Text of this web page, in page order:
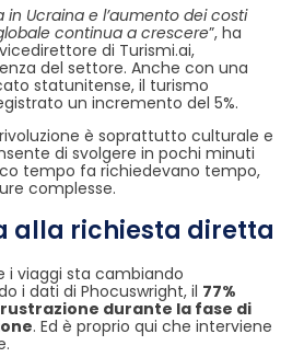
Ucraina e l’aumento dei costi
continua a crescere”, ha
di Turismi.ai,
del settore. Anche con una
statunitense, il turismo
un incremento del 5%.
rivoluzione è soprattutto culturale e
di svolgere in pochi minuti
tempo fa richiedevano tempo,
complesse.
alla richiesta diretta
i viaggi sta cambiando
i dati di Phocuswright, il 77%
durante la fase di
. Ed è proprio qui che interviene